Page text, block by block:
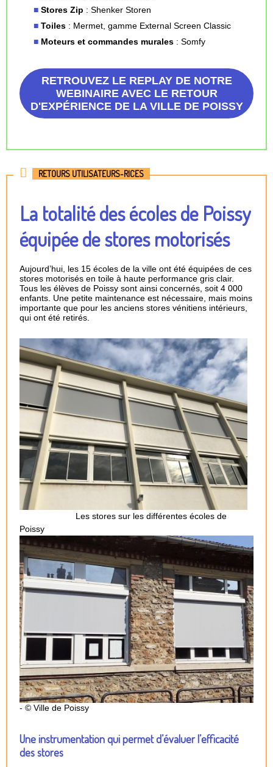
Stores Zip : Shenker Storen
Toiles : Mermet, gamme External Screen Classic
Moteurs et commandes murales : Somfy
RETROUVEZ LE REPLAY DE NOTRE
WEBINAIRE AVEC LE RETOUR
D'EXPÉRIENCE DE LA VILLE DE POISSY
RETOURS UTILISATEURS-RICES
La totalité des écoles de Poissy
équipée de stores motorisés
Aujourd’hui, les 15 écoles de la ville ont été équipées de ces
stores motorisés en toile à haute performance gris clair.
Tous les élèves de Poissy sont ainsi concernés, soit 4 000
enfants. Une petite maintenance est nécessaire, mais moins
importante que pour les anciens stores vénitiens intérieurs,
qui ont été retirés.
Les stores sur les différentes écoles de
Poissy
- © Ville de Poissy
Une instrumentation qui permet d’évaluer l’efficacité
des stores